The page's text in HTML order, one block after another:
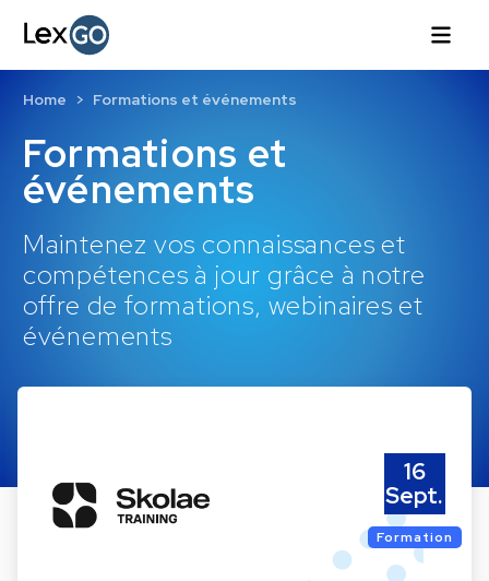
Formations et
événements
Maintenez vos connaissances et
compétences à jour grâce à notre
offre de formations, webinaires et
événements
Home Formations et événements
16
Sept.
Formation